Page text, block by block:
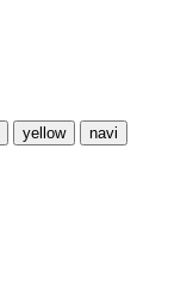
yellow
navi